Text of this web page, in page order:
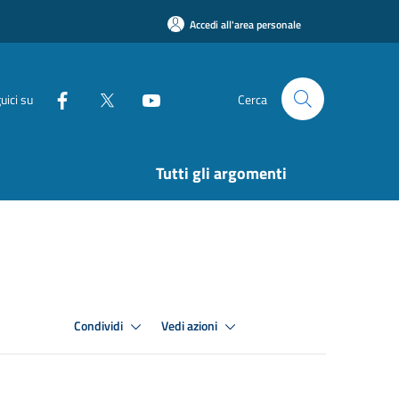
Accedi all'area personale
su Cerca
Tutti gli argomenti
Condividi Vedi azioni